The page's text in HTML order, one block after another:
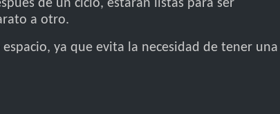
de un ciclo, estarán listas para ser
a otro.
ya que evita la necesidad de tener una